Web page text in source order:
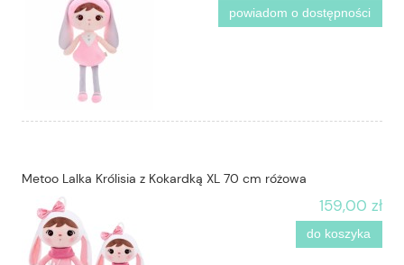
powiadom o dostępności
Metoo Lalka Królisia z Kokardką XL 70 cm różowa
159,00 zł
do koszyka